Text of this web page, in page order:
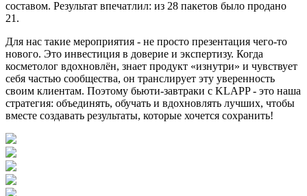
составом. Результат впечатлил: из 28 пакетов было продано
21.
Для нас такие мероприятия - не просто презентация чего-то
нового. Это инвестиция в доверие и экспертизу. Когда
косметолог вдохновлён, знает продукт «изнутри» и чувствует
себя частью сообщества, он транслирует эту уверенность
своим клиентам. Поэтому бьюти-завтраки с KLAPP - это наша
стратегия: объединять, обучать и вдохновлять лучших, чтобы
вместе создавать результаты, которые хочется сохранить!